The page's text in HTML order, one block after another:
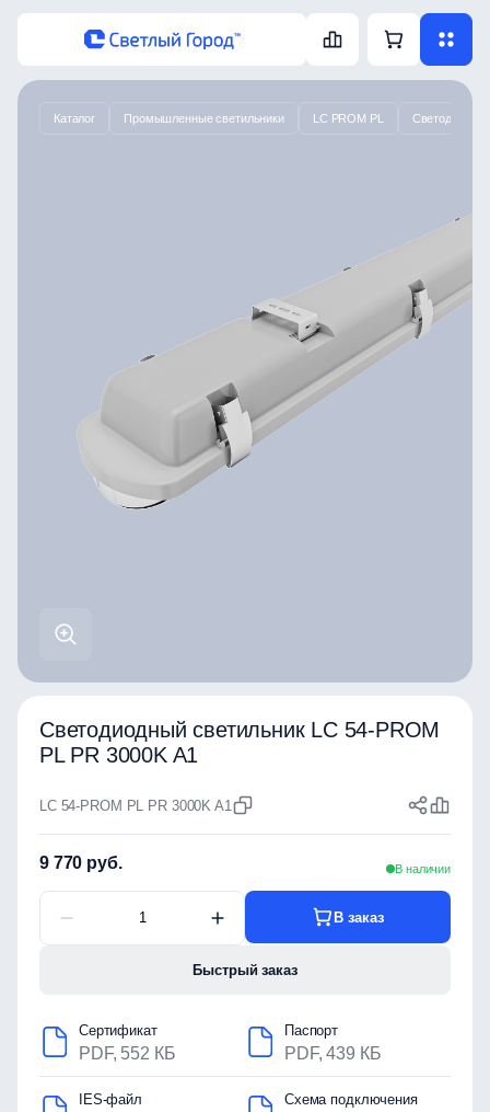
Каталог Промышленные светильники LC PROM PL
Светодиодный светильник LC 54-PROM
PL PR 3000K A1
LC 54-PROM PL PR 3000K A1
9 770 руб. В наличии
В заказ
Быстрый заказ
Сертификат
PDF, 552 КБ
Паспорт
PDF, 439 КБ
IES-файл Схема подключения